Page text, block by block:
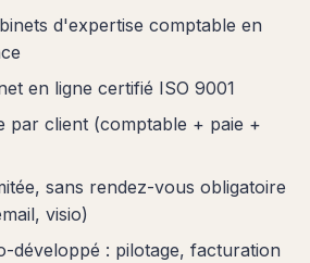
d'expertise comptable en
en ligne certifié ISO 9001
par client (comptable + paie +
sans rendez-vous obligatoire
visio)
développé : pilotage, facturation